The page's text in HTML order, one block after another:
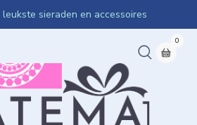
sieraden en accessoires
0